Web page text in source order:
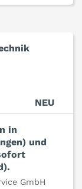
NEU
in
und
GmbH